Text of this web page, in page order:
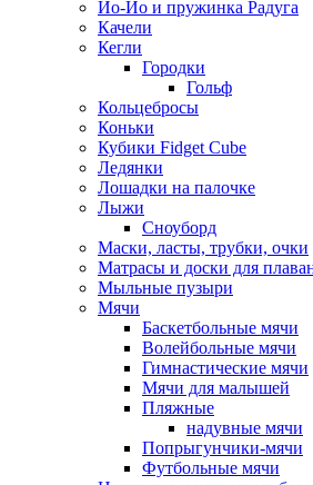
Йо-Йо и пружинка Радуга
Качели
Кегли
Городки
Гольф
Кольцебросы
Коньки
Кубики Fidget Cube
Ледянки
Лошадки на палочке
Лыжи
Сноуборд
Маски, ласты, трубки, очки
Матрасы и доски для
Мыльные пузыри
Мячи
Баскетбольные мячи
Волейбольные мячи
Гимнастические мячи
Мячи для малышей
Пляжные
надувные мячи
Попрыгунчики-мячи
Футбольные мячи